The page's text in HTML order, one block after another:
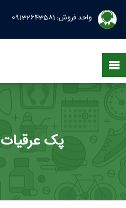
واحد فروش: 09132643581
پک عرقیات